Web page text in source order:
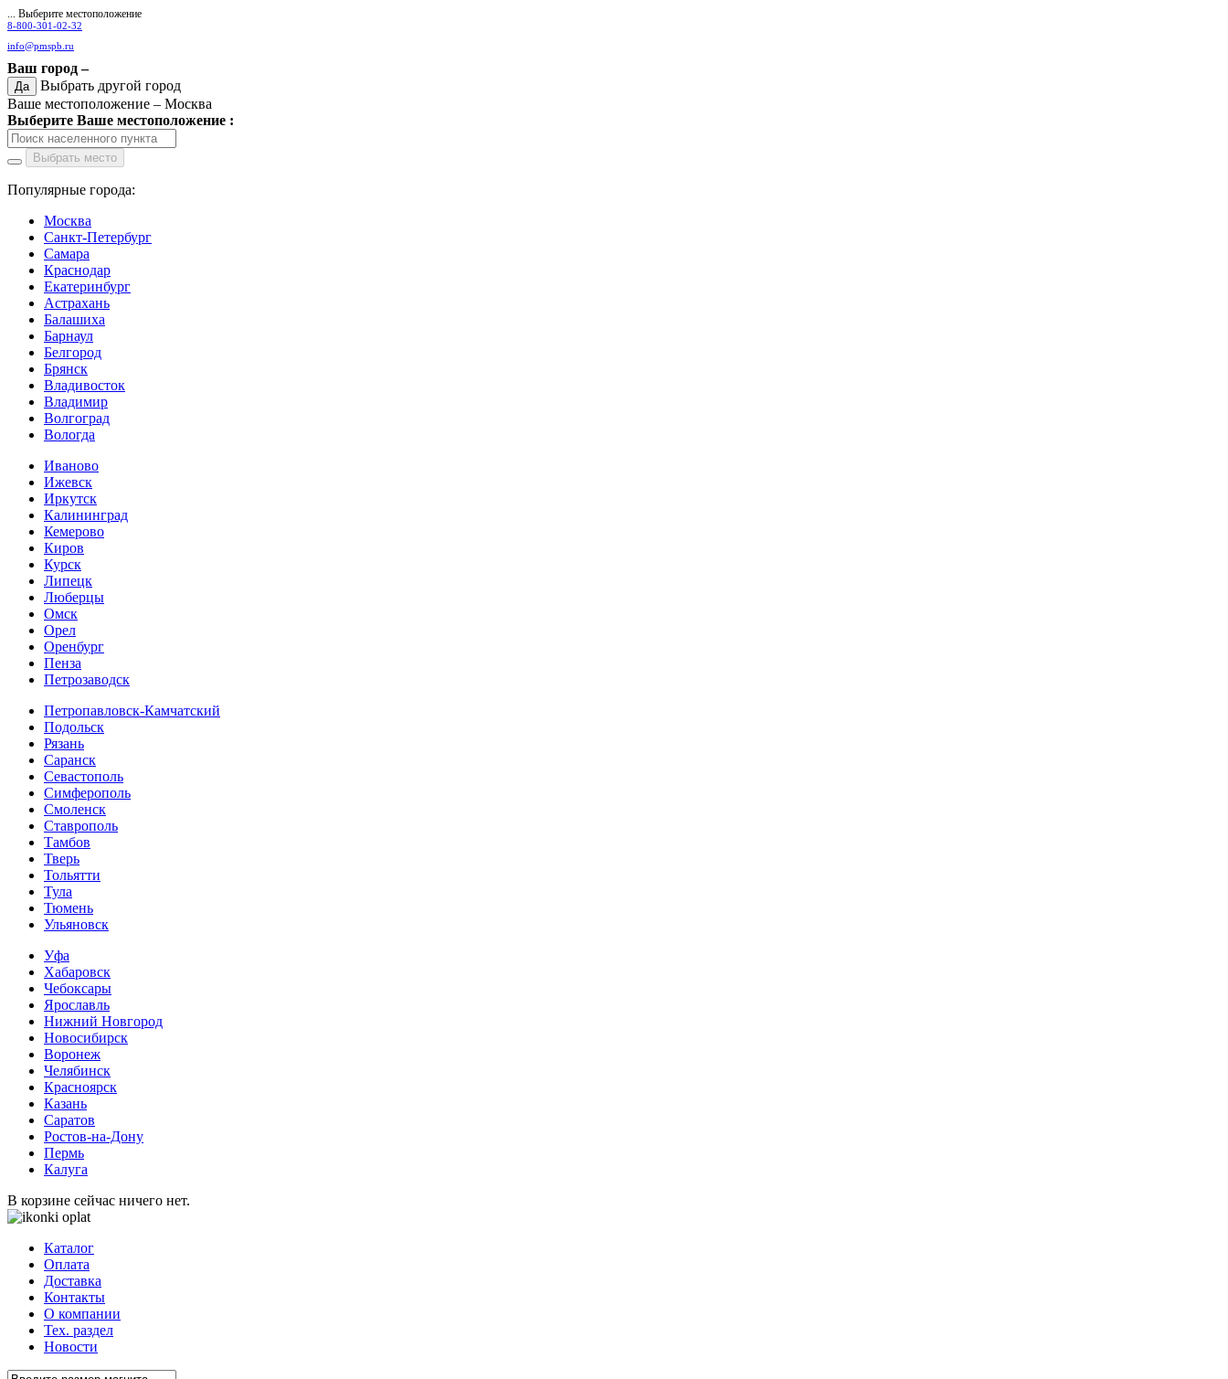
... Выберите местоположение
8-800-301-02-32
info@pmspb.ru
Ваш город –
Да
Выбрать другой город
Ваше местоположение – Москва
Выберите Ваше местоположение :
Выбрать место
Популярные города:
Москва
Санкт-Петербург
Самара
Краснодар
Екатеринбург
Астрахань
Балашиха
Барнаул
Белгород
Брянск
Владивосток
Владимир
Волгоград
Вологда
Иваново
Ижевск
Иркутск
Калининград
Кемерово
Киров
Курск
Липецк
Люберцы
Омск
Орел
Оренбург
Пенза
Петрозаводск
Петропавловск-Камчатский
Подольск
Рязань
Саранск
Севастополь
Симферополь
Смоленск
Ставрополь
Тамбов
Тверь
Тольятти
Тула
Тюмень
Ульяновск
Уфа
Хабаровск
Чебоксары
Ярославль
Нижний Новгород
Новосибирск
Воронеж
Челябинск
Красноярск
Казань
Саратов
Ростов-на-Дону
Пермь
Калуга
В корзине сейчас ничего нет.
Каталог
Оплата
Доставка
Контакты
О компании
Тех. раздел
Новости